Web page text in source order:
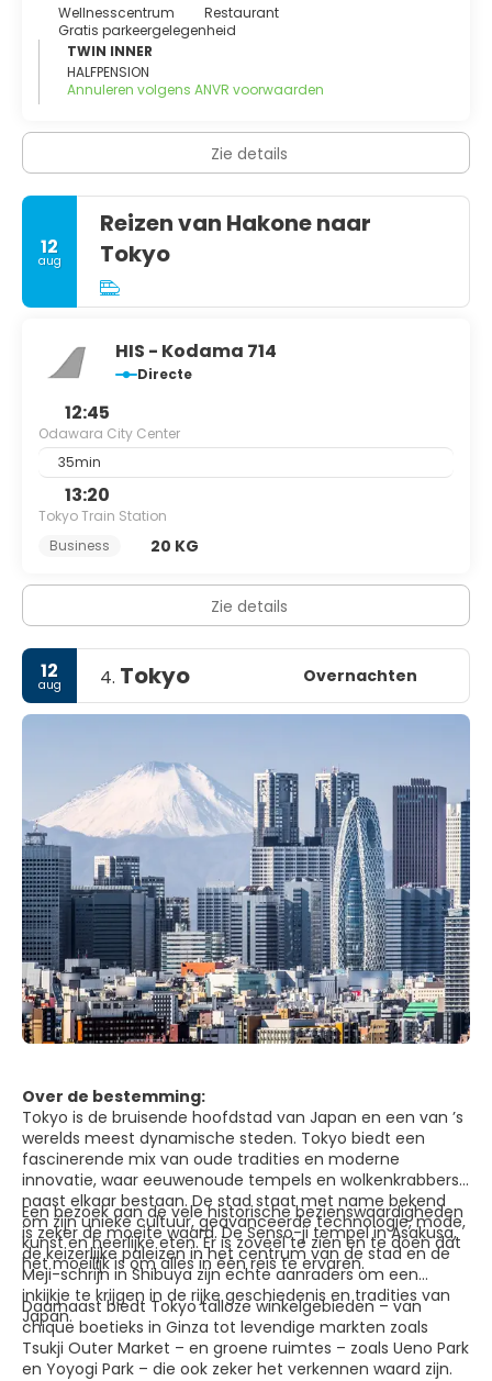
Wellnesscentrum
Restaurant
Gratis parkeergelegenheid
TWIN INNER
HALFPENSION
Annuleren volgens ANVR voorwaarden
Zie details
12
aug
Reizen van Hakone naar
Tokyo
HIS - Kodama 714
Directe
12:45
Odawara City Center
35min
13:20
Tokyo Train Station
Business
20 KG
Zie details
12
aug 4. Tokyo Overnachten
Over de bestemming:
Tokyo is de bruisende hoofdstad van Japan en een van ’s
werelds meest dynamische steden. Tokyo biedt een
fascinerende mix van oude tradities en moderne
innovatie, waar eeuwenoude tempels en wolkenkrabbers
naast elkaar bestaan. De stad staat met name bekend
om zijn unieke cultuur, geavanceerde technologie, mode,
kunst en heerlijke eten. Er is zoveel te zien en te doen dat
het moeilijk is om alles in één reis te ervaren.
Een bezoek aan de vele historische bezienswaardigheden
is zeker de moeite waard. De Senso-ji tempel in Asakusa,
de keizerlijke paleizen in het centrum van de stad en de
Meji-schrijn in Shibuya zijn echte aanraders om een
inkijkje te krijgen in de rijke geschiedenis en tradities van
Japan.
Daarnaast biedt Tokyo talloze winkelgebieden – van
chique boetieks in Ginza tot levendige markten zoals
Tsukji Outer Market – en groene ruimtes – zoals Ueno Park
en Yoyogi Park – die ook zeker het verkennen waard zijn.